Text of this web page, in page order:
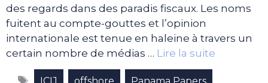
des regards dans des paradis fiscaux. Les noms
fuitent au compte-gouttes et l’opinion
internationale est tenue en haleine à travers un
certain nombre de médias … Lire la suite
Étiquettes
ICIJ , offshore , Panama Papers ,